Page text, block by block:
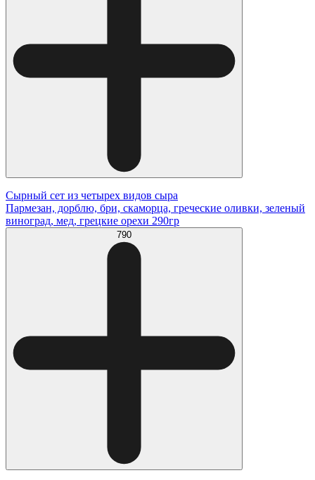
Сырный сет из четырех видов сыра
Пармезан, дорблю, бри, скаморца, греческие оливки, зеленый
виноград, мед, грецкие орехи 290гр
790